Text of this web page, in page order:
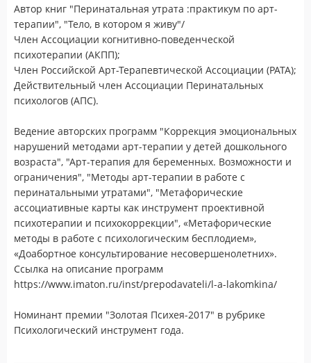
Автор книг "Перинатальная утрата :практикум по арт-
терапии", "Тело, в котором я живу"/
Член Ассоциации когнитивно-поведенческой
психотерапии (АКПП);
Член Российской Арт-Терапевтической Ассоциации (РАТА);
Действительный член Ассоциации Перинатальных
психологов (АПС).
Ведение авторских программ "Коррекция эмоциональных
нарушений методами арт-терапии у детей дошкольного
возраста", "Арт-терапия для беременных. Возможности и
ограничения", "Методы арт-терапии в работе с
перинатальными утратами", "Метафорические
ассоциативные карты как инструмент проективной
психотерапии и психокоррекции", «Метафорические
методы в работе с психологическим бесплодием»,
«Доабортное консультирование несовершенолетних».
Ссылка на описание программ
https://www.imaton.ru/inst/prepodavateli/l-a-lakomkina/
Номинант премии "Золотая Психея-2017" в рубрике
Психологический инструмент года.